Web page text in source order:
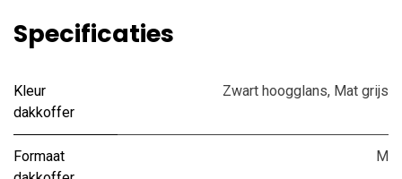
Specificaties
Kleur
dakkoffer
Zwart hoogglans, Mat grijs
Formaat
M